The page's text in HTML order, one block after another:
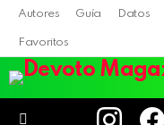
Autores Guía Datos
Favoritos
instagram